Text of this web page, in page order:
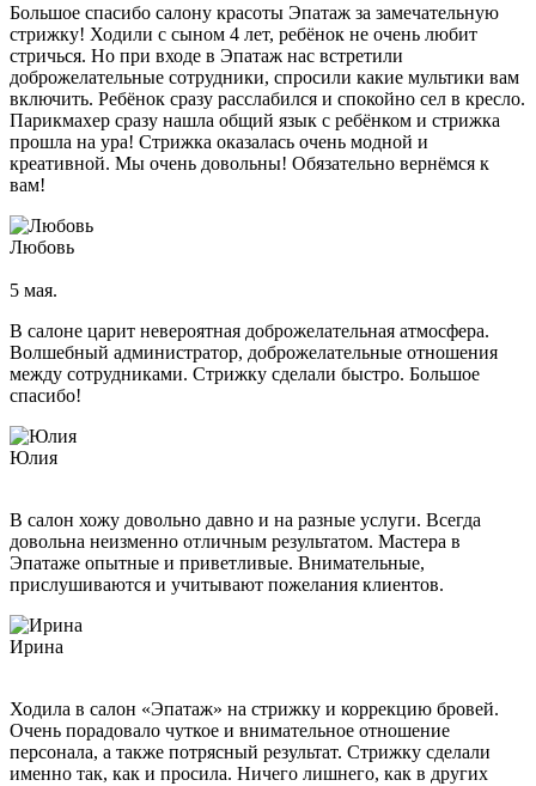
Балаяж окрашивание волос
Тонирование волос
Колорирование волос
Окрашивание седых волос
Классическое окрашивание волос
Окрашивание в один тон
Мужской зал
Модельная стрижка для девочек до 12 лет
Косметология
Татуаж
Татуаж мушка
Коррекция
Коррекция татуажа век
LPG-массаж тела
Массаж рук
Антицеллюлитный массаж
Массаж спины
Большое спасибо салону красоты Эпатаж за замечательную
стрижку! Ходили с сыном 4 лет, ребёнок не очень любит
стричься. Но при входе в Эпатаж нас встретили
доброжелательные сотрудники, спросили какие мультики вам
включить. Ребёнок сразу расслабился и спокойно сел в кресло.
Парикмахер сразу нашла общий язык с ребёнком и стрижка
прошла на ура! Стрижка оказалась очень модной и
креативной. Мы очень довольны! Обязательно вернёмся к
вам!
Любовь
5 мая.
В салоне царит невероятная доброжелательная атмосфера.
Волшебный администратор, доброжелательные отношения
между сотрудниками. Стрижку сделали быстро. Большое
спасибо!
Юлия
В салон хожу довольно давно и на разные услуги. Всегда
довольна неизменно отличным результатом. Мастера в
Эпатаже опытные и приветливые. Внимательные,
прислушиваются и учитывают пожелания клиентов.
Ирина
Ходила в салон «Эпатаж» на стрижку и коррекцию бровей.
Очень порадовало чуткое и внимательное отношение
персонала, а также потрясный результат. Стрижку сделали
именно так, как и просила. Ничего лишнего, как в других